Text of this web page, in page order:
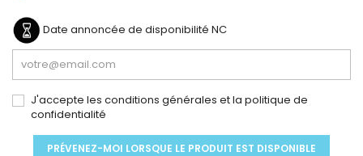
Date annoncée de disponibilité NC
J'accepte les conditions générales et la politique de
confidentialité
PRÉVENEZ-MOI LORSQUE LE PRODUIT EST DISPONIBLE